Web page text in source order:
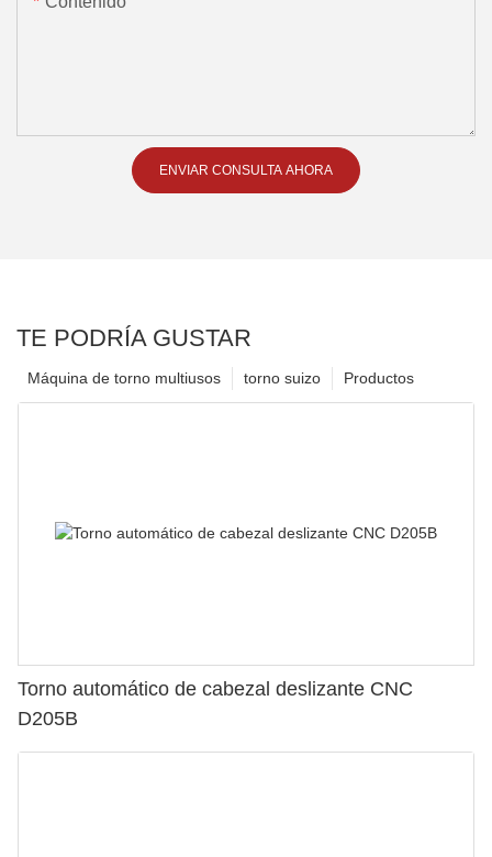
ENVIAR CONSULTA AHORA
TE PODRÍA GUSTAR
Productos
torno suizo
Máquina de torno multiusos
Torno automático de cabezal deslizante CNC
D205B